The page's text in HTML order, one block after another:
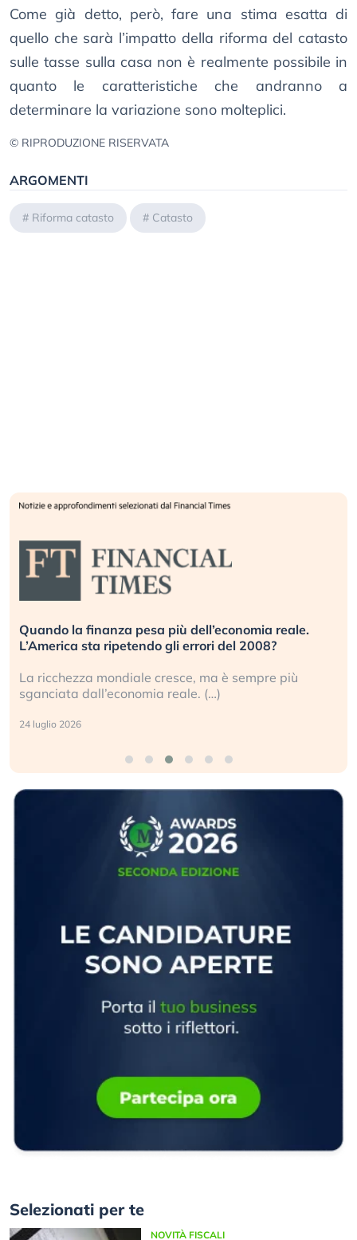
Come già detto, però, fare una stima esatta di
quello che sarà l’impatto della riforma del catasto
sulle tasse sulla casa non è realmente possibile in
quanto le caratteristiche che andranno a
determinare la variazione sono molteplici.
© RIPRODUZIONE RISERVATA
ARGOMENTI
# Riforma catasto # Catasto
Quando la finanza pesa più dell’economia reale.
L’America sta ripetendo gli errori del 2008?
La ricchezza mondiale cresce, ma è sempre più
sganciata dall’economia reale. (…)
24 luglio 2026
Selezionati per te
NOVITÀ FISCALI